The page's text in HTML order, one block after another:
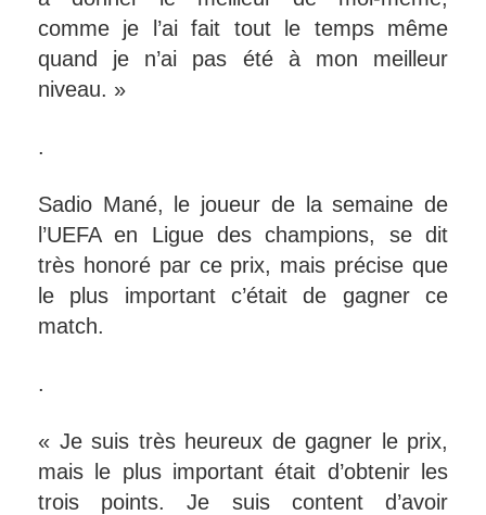
comme je l’ai fait tout le temps même
quand je n’ai pas été à mon meilleur
niveau. »
.
Sadio Mané, le joueur de la semaine de
l’UEFA en Ligue des champions, se dit
très honoré par ce prix, mais précise que
le plus important c’était de gagner ce
match.
.
« Je suis très heureux de gagner le prix,
mais le plus important était d’obtenir les
trois points. Je suis content d’avoir